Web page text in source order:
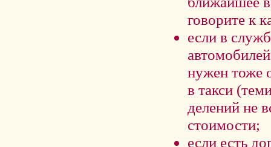
говорите к
если в
нужен тоже
в такси
делений не
стоимости;
если есть